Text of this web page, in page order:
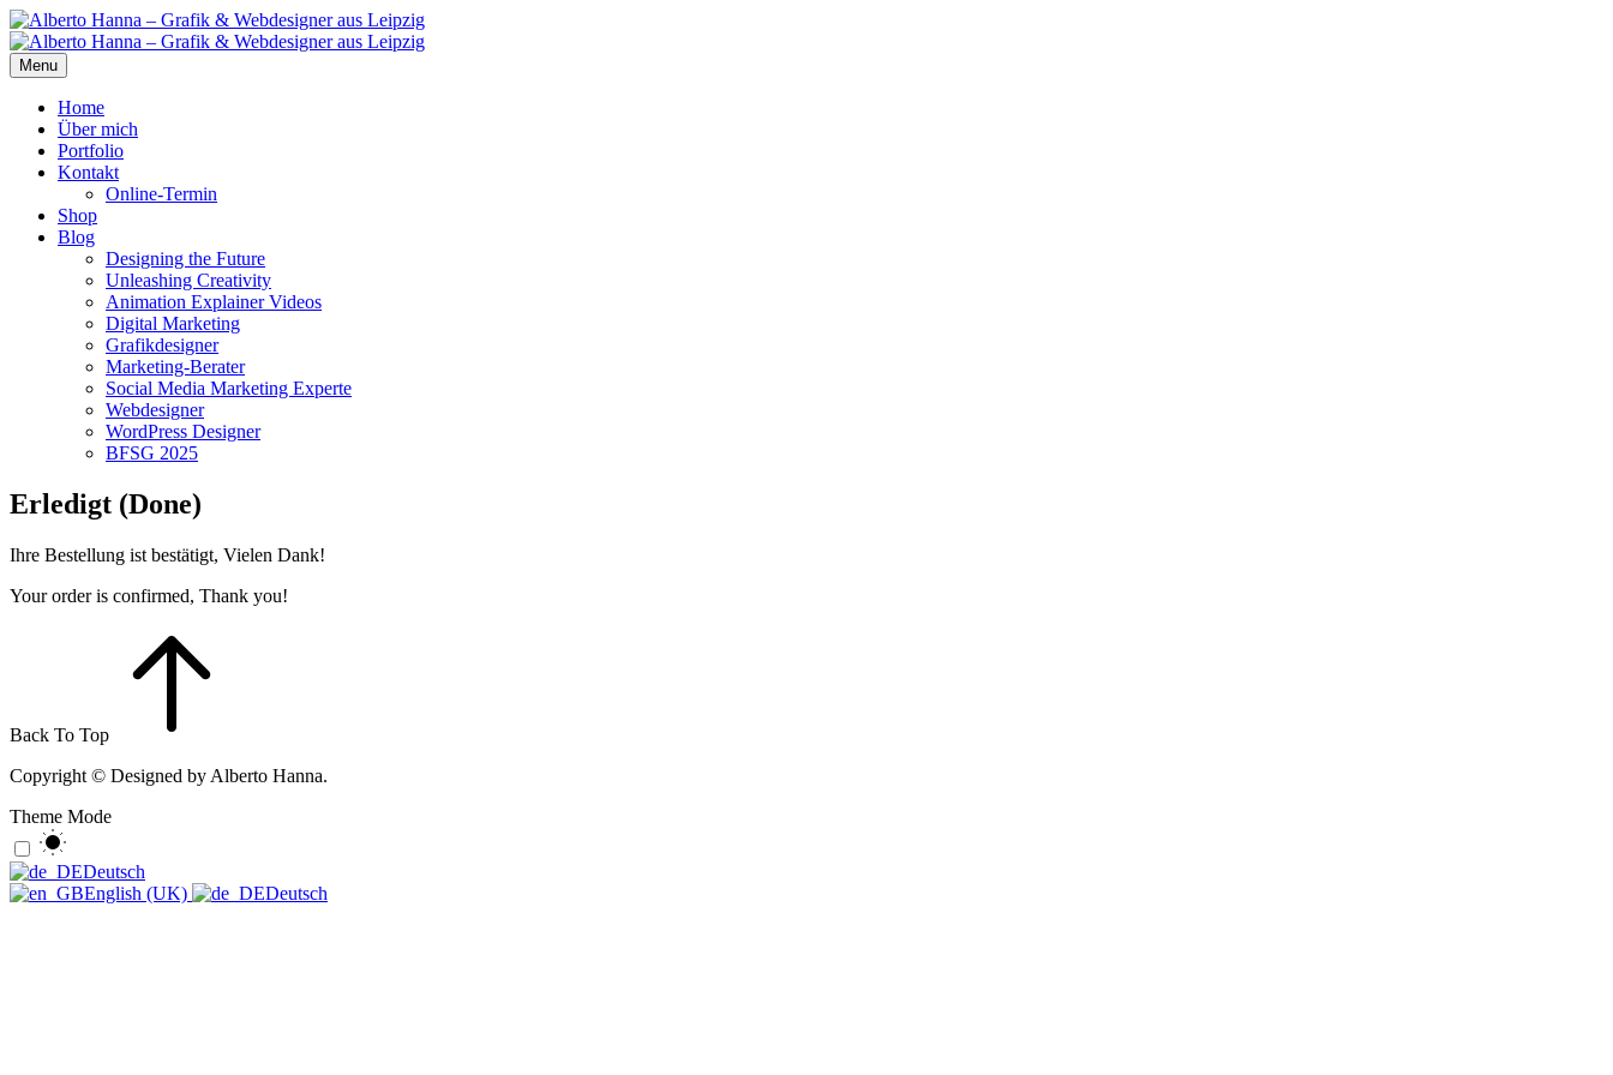
Menu
Home
Über mich
Portfolio
Kontakt
Online-Termin
Shop
Blog
Designing the Future
Unleashing Creativity
Animation Explainer Videos
Digital Marketing
Grafikdesigner
Marketing-Berater
Social Media Marketing Experte
Webdesigner
WordPress Designer
BFSG 2025
Erledigt (Done)
Ihre Bestellung ist bestätigt, Vielen Dank!
Your order is confirmed, Thank you!
Back To Top
Copyright © Designed by Alberto Hanna.
Theme Mode
Deutsch
English (UK)
Deutsch